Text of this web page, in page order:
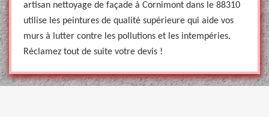
artisan nettoyage de façade à Cornimont dans le 88310
utilise les peintures de qualité supérieure qui aide vos
murs à lutter contre les pollutions et les intempéries.
Réclamez tout de suite votre devis !